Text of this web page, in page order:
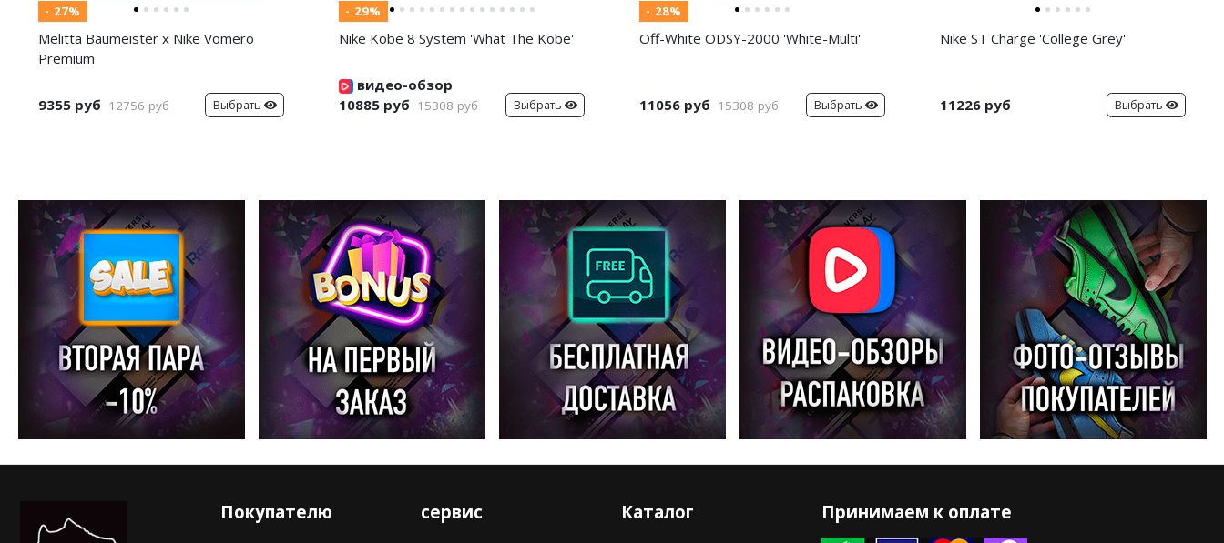
- 27%
Melitta Baumeister x Nike Vomero
Premium
9355 руб 12756 руб Выбрать
- 29%
Nike Kobe 8 System 'What The Kobe'
видео-обзор
10885 руб 15308 руб Выбрать
- 28%
Off-White ODSY-2000 'White-Multi'
11056 руб 15308 руб Выбрать
Nike ST Charge 'College Grey'
11226 руб Выбрать
Покупателю сервис Каталог Принимаем к оплате